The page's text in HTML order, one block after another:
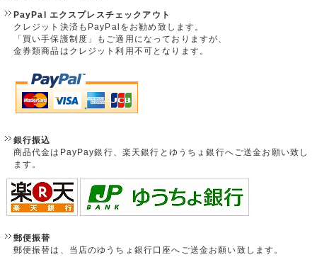
PayPal エクスプレスチェックアウト
クレジット決済もPayPalをお勧め致します。
「買い手保護制度」もご適用になっておりますが、
金券類商品はクレジット利用不可となります。
銀行振込
商品代金はPayPay銀行、楽天銀行とゆうちょ銀行へご送金お願い致し
ます。
郵便振替
郵便振替は、当店のゆうちょ銀行口座へご送金お願い致します。